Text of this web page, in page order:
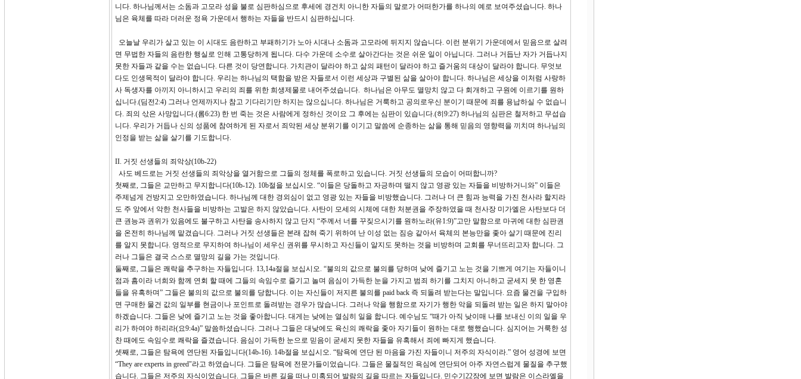
니다. 하나님께서는 소돔과 고모라 성을 불로 심판하심으로 후세에 경건치 아니한 자들의 말로가 어떠한가를 하나의 예로 보여주셨습니다. 하나
님은 육체를 따라 더러운 정욕 가운데서 행하는 자들을 반드시 심판하십니다.
오늘날 우리가 살고 있는 이 시대도 음란하고 부패하기가 노아 시대나 소돔과 고모라에 뒤지지 않습니다. 이런 분위기 가운데에서 믿음으로 살려
면 무법한 자들의 음란한 행실로 인해 고통당하게 됩니다. 다수 가운데 소수로 살아간다는 것은 쉬운 일이 아닙니다. 그러나 거듭난 자가 거듭나지
못한 자들과 같을 수는 없습니다. 다른 것이 당연합니다. 가치관이 달라야 하고 삶의 패턴이 달라야 하고 즐거움의 대상이 달라야 합니다. 무엇보
다도 인생목적이 달라야 합니다. 우리는 하나님의 택함을 받은 자들로서 이런 세상과 구별된 삶을 살아야 합니다. 하나님은 세상을 이처럼 사랑하
사 독생자를 아끼지 아니하시고 우리의 죄를 위한 희생제물로 내어주셨습니다. 하나님은 아무도 멸망치 않고 다 회개하고 구원에 이르기를 원하
십니다.(딤전2:4) 그러나 언제까지나 참고 기다리기만 하지는 않으십니다. 하나님은 거룩하고 공의로우신 분이기 때문에 죄를 용납하실 수 없습니
다. 죄의 삯은 사망입니다.(롬6:23) 한 번 죽는 것은 사람에게 정하신 것이요 그 후에는 심판이 있습니다.(히9:27) 하나님의 심판은 철저하고 무섭습
니다. 우리가 거듭나 신의 성품에 참여하게 된 자로서 죄악된 세상 분위기를 이기고 말씀에 순종하는 삶을 통해 믿음의 영향력을 끼치며 하나님의
인정을 받는 삶을 살기를 기도합니다.
II. 거짓 선생들의 죄악상(10b-22)
사도 베드로는 거짓 선생들의 죄악상을 열거함으로 그들의 정체를 폭로하고 있습니다. 거짓 선생들의 모습이 어떠합니까?
첫째로, 그들은 교만하고 무지합니다(10b-12). 10b절을 보십시오. “이들은 당돌하고 자긍하며 떨지 않고 영광 있는 자들을 비방하거니와” 이들은
주제넘게 건방지고 오만하였습니다. 하나님께 대한 경외심이 없고 영광 있는 자들을 비방했습니다. 그러나 더 큰 힘과 능력을 가진 천사라 할지라
도 주 앞에서 악한 천사들을 비방하는 고발은 하지 않았습니다. 사탄이 모세의 시체에 대한 처분권을 주장하였을 때 천사장 미가엘은 사탄보다 더
큰 권능과 권위가 있음에도 불구하고 사탄을 송사하지 않고 단지 “주께서 너를 꾸짖으시기를 원하노라(유1:9)”고만 말함으로 마귀에 대한 심판권
을 온전히 하나님께 맡겼습니다. 그러나 거짓 선생들은 본래 잡혀 죽기 위하여 난 이성 없는 짐승 같아서 육체의 본능만을 좇아 살기 때문에 진리
를 알지 못합니다. 영적으로 무지하여 하나님이 세우신 권위를 무시하고 자신들이 알지도 못하는 것을 비방하며 교회를 무너뜨리고자 합니다. 그
러나 그들은 결국 스스로 멸망의 길을 가는 것입니다.
둘째로, 그들은 쾌락을 추구하는 자들입니다. 13,14a절을 보십시오. “불의의 값으로 불의를 당하며 낮에 즐기고 노는 것을 기쁘게 여기는 자들이니
점과 흠이라 너희와 함께 연회 할 때에 그들의 속임수로 즐기고 놀며 음심이 가득한 눈을 가지고 범죄 하기를 그치지 아니하고 굳세지 못 한 영혼
들을 유혹하며” 그들은 불의의 값으로 불의를 당합니다. 이는 자신들이 저지른 불의를 paid back 즉 되돌려 받는다는 말입니다. 요즘 물건을 구입하
면 구매한 물건 값의 일부를 현금이나 포인트로 돌려받는 경우가 많습니다. 그러나 악을 행함으로 자기가 행한 악을 되돌려 받는 일은 하지 말아야
하겠습니다. 그들은 낮에 즐기고 노는 것을 좋아합니다. 대게는 낮에는 열심히 일을 합니다. 예수님도 “때가 아직 낮이매 나를 보내신 이의 일을 우
리가 하여야 하리라(요9:4a)” 말씀하셨습니다. 그러나 그들은 대낮에도 육신의 쾌락을 좇아 자기들이 원하는 대로 행했습니다. 심지어는 거룩한 성
찬 때에도 속임수로 쾌락을 즐겼습니다. 음심이 가득한 눈으로 믿음이 굳세지 못한 자들을 유혹해서 죄에 빠지게 했습니다.
셋째로, 그들은 탐욕에 연단된 자들입니다(14b-16). 14b절을 보십시오. “탐욕에 연단 된 마음을 가진 자들이니 저주의 자식이라.” 영어 성경에 보면
“They are experts in greed"라고 하였습니다. 그들은 탐욕에 전문가들이었습니다. 그들은 물질적인 욕심에 연단되어 아주 자연스럽게 물질을 추구했
습니다. 그들은 저주의 자식이었습니다. 그들은 바른 길을 떠나 미혹되어 발람의 길을 따르는 자들입니다. 민수기22장에 보면 발람은 이스라엘을